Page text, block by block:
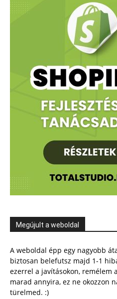
Megújult a weboldal
A weboldal épp egy nagyobb
biztosan belefutsz majd 1-1
ezerrel a javításokon, remélem
marad annyira, ez ne okozzon
türelmed. :)